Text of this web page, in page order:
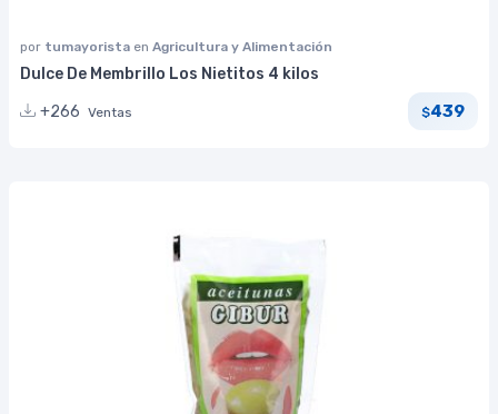
por tumayorista en Agricultura y Alimentación
Dulce De Membrillo Los Nietitos 4 kilos
+266 Ventas $439